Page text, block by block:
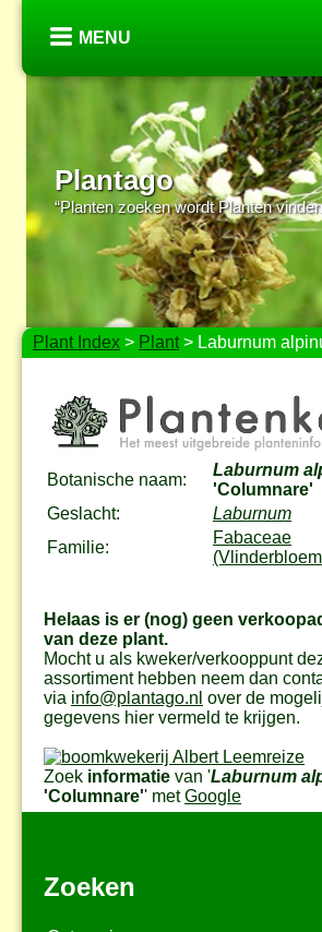
MENU
Plantago
“Planten zoeken wordt Planten
Plant Index > Plant> Laburnum
Botanische naam:
Laburnum
'Columnare'
Geslacht:
Laburnum
Familie:
Fabaceae
Helaas is er (nog) geen
van deze plant.
Mocht u als kweker/verkooppunt
assortiment hebben neem dan
via info@plantago.nl over de
gegevens hier vermeld te krijgen.
Zoek informatie van 'Laburnum
'Columnare'' metGoogle
Zoeken